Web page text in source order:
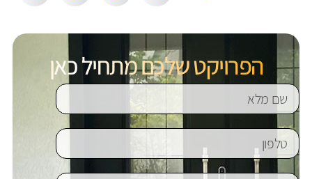
הפרויקט שלכם מתחיל כאן